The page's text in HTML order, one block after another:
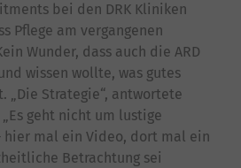
bei den DRK Kliniken
Pflege am vergangenen
Wunder, dass auch die ARD
wissen wollte, was gutes
„Die Strategie“, antwortete
geht nicht um lustige
hier mal ein Video, dort mal ein
Betrachtung sei